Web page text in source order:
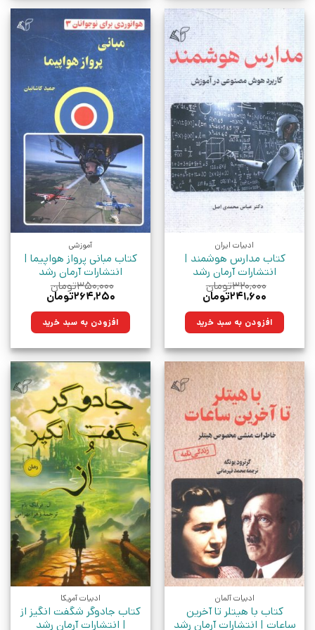
ادبیات ایران
کتاب مدارس هوشمند |
انتشارات آرمان رشد
۳۲۰,۰۰۰تومان
قیمت
۳۲۰,۰۰۰تومان
بود.
۲۴۱,۶۰۰تومان
۲۴۱,۶۰۰تومان.افزودن به سبد خرید
آموزشی
کتاب مبانی پرواز هواپیما |
انتشارات آرمان رشد
۳۵۰,۰۰۰تومان
قیمت
۳۵۰,۰۰۰تومان
بود.
۲۶۴,۲۵۰تومان
۲۶۴,۲۵۰تومان.افزودن به سبد خرید
ادبیات آلمان
کتاب با هیتلر تا آخرین
ساعات | انتشارات آرمان رشد
ادبیات آمریکا
کتاب جادوگر شگفت انگیز از
| انتشارات آرمان رشد